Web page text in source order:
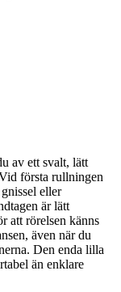
av ett svalt, lätt
första rullningen
eller
är lätt
att rörelsen känns
även när du
Den enda lilla
än enklare